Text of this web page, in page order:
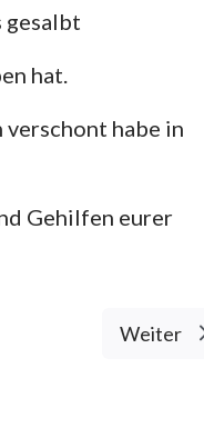
gesalbt
hat.
verschont habe in
Gehilfen eurer
Weiter